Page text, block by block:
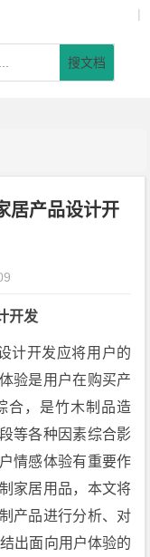
|
搜文档
居产品设计开
开发
计开发应将用户的
验是用户在购买产
合，是竹木制品造
等各种因素综合影
情感体验有重要作
家居用品，本文将
产品进行分析、对
出面向用户体验的